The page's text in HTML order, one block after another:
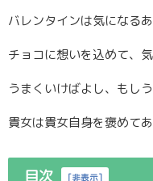
バレンタインは気になる
チョコに想いを込めて、
うまくいけばよし、もし
貴女は貴女自身を褒めて
目次 [非表示]